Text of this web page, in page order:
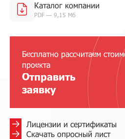
Каталог компании
PDF — 9,15 Мб
Бесплатно рассчитаем
проекта
Отправить
заявку
Лицензии и сертификаты
Скачать опросный лист